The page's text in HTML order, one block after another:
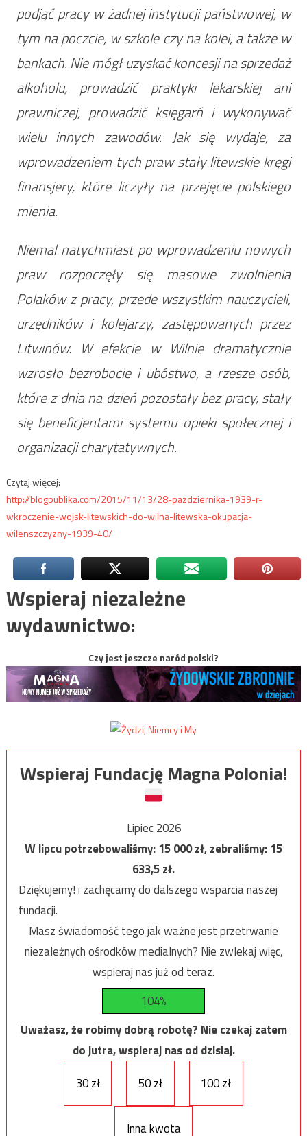
podjąć pracy w żadnej instytucji państwowej, w
tym na poczcie, w szkole czy na kolei, a także w
bankach. Nie mógł uzyskać koncesji na sprzedaż
alkoholu, prowadzić praktyki lekarskiej ani
prawniczej, prowadzić księgarń i wykonywać
wielu innych zawodów. Jak się wydaje, za
wprowadzeniem tych praw stały litewskie kręgi
finansjery, które liczyły na przejęcie polskiego
mienia.
Niemal natychmiast po wprowadzeniu nowych
praw rozpoczęły się masowe zwolnienia
Polaków z pracy, przede wszystkim nauczycieli,
urzędników i kolejarzy, zastępowanych przez
Litwinów. W efekcie w Wilnie dramatycznie
wzrosło bezrobocie i ubóstwo, a rzesze osób,
które z dnia na dzień pozostały bez pracy, stały
się beneficjentami systemu opieki społecznej i
organizacji charytatywnych.
Czytaj więcej:
http://blogpublika.com/2015/11/13/28-pazdziernika-1939-r-
wkroczenie-wojsk-litewskich-do-wilna-litewska-okupacja-
wilenszczyzny-1939-40/
Wspieraj niezależne
wydawnictwo:
Czy jest jeszcze naród polski?
Wspieraj Fundację Magna Polonia!
Lipiec 2026
W lipcu potrzebowaliśmy:15 000zł, zebraliśmy:15
633,5zł.
Dziękujemy! i zachęcamy do dalszego wsparcia naszej
fundacji.
Masz świadomość tego jak ważne jest przetrwanie
niezależnych ośrodków medialnych? Nie zwlekaj więc,
wspieraj nas już od teraz.
104%
Uważasz, że robimy dobrą robotę? Nie czekaj zatem
do jutra, wspieraj nas od dzisiaj.
30 zł
50 zł 100 zł
Inna kwota